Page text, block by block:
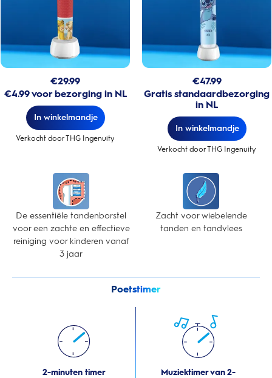
€29.99
€4.99 voor bezorging in NL
In winkelmandje
Verkocht door THG Ingenuity
€47.99
Gratis standaardbezorging
in NL
In winkelmandje
Verkocht door THG Ingenuity
De essentiële tandenborstel
voor een zachte en effectieve
reiniging voor kinderen vanaf
3 jaar
Zacht voor wiebelende
tanden en tandvlees
Poetstimer
2-minuten timer
Muziektimer van 2-